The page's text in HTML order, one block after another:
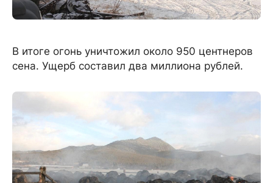
В итоге огонь уничтожил около 950 центнеров
сена. Ущерб составил два миллиона рублей.